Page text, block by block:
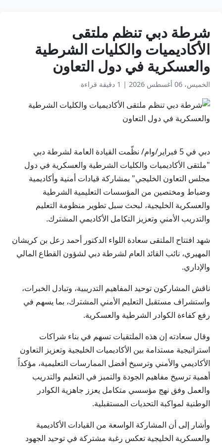
شرطة دبي تنظم ملتقى
الأكاديميات والكليات الشرطية
والعسكرية في دول التعاون
الخميس، 06 أغسطس 2026 | 1 دقيقة قراءة
دبي في 5 فبراير/وام/ نظّمت القيادة العامة لشرطة دبي
"ملتقى الأكاديميات والكليات الشرطية والعسكرية في دول
مجلس التعاون الخليجي" بمشاركة قيادات أمنية وأكاديمية
وضباط ومختصين من المؤسسات التعليمية الشرطية
والعسكرية الخليجية، لبحث سبل تطوير منظومة التعليم
والتدريب الأمني وتعزيز التكامل الأكاديمي المشترك.
شهد افتتاح الملتقى سعادة اللواء الدكتور أحمد زعل بن كريشان
المهيري، نائب القائد العام لشرطة دبي لشؤون القطاع المالي
والإداري.
ناقش المشاركون توحيد المفاهيم التدريبية، وتبادل الخبرات،
واستشراف مستقبل التعليم الأمني المشترك، بما يسهم في
رفع كفاءة الكوادر الشرطية والعسكرية.
وقال سعادته إن هذه الملتقيات تسهم في بناء شراكات
استراتيجية مستدامة بين الأكاديميات الخليجية وتعزيز التعاون
الأكاديمي والأمني وترسيخ أفضل الممارسات التعليمية، مؤكداً
أهمية ترسيخ مفاهيم الجودة والتميز في التعليم والتدريب
والعمل وفق نهج مؤسسي متكامل يعزز جاهزية الكوادر
الوطنية لمواكبة التحديات المستقبلية.
وأشار إلى أن المشاركة الواسعة من القيادات الأكاديمية
والعسكرية الخليجية تعكس رغبة مشتركة في توحيد الجهود